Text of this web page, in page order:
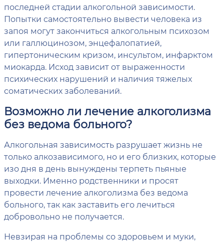
последней стадии алкогольной зависимости.
Попытки самостоятельно вывести человека из
запоя могут закончиться алкогольным психозом
или галлюцинозом, энцефалопатией,
гипертоническим кризом, инсультом, инфарктом
миокарда. Исход зависит от выраженности
психических нарушений и наличия тяжелых
соматических заболеваний.
Возможно ли лечение алкоголизма
без ведома больного?
Алкогольная зависимость разрушает жизнь не
только алкозависимого, но и его близких, которые
изо дня в день вынуждены терпеть пьяные
выходки. Именно родственники и просят
провести лечение алкоголизма без ведома
больного, так как заставить его лечиться
добровольно не получается.
Невзирая на проблемы со здоровьем и муки,